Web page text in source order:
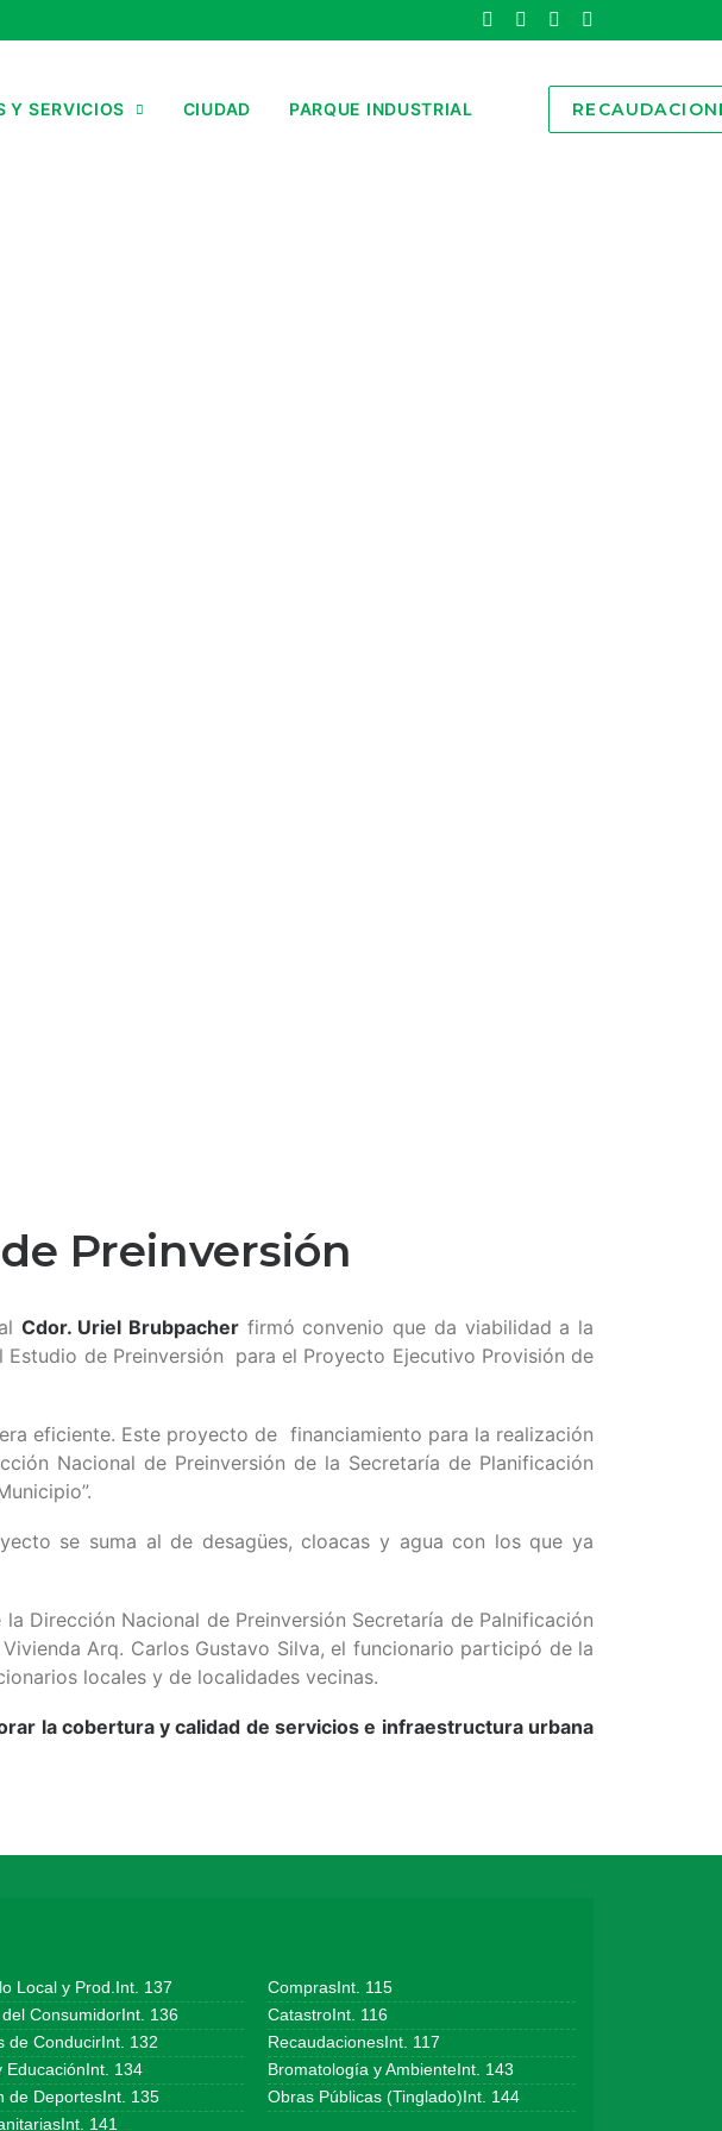
Y SERVICIOS CIUDAD PARQUE INDUSTRIAL
Preinversión
Cdor. Uriel Brubpacher firmó convenio que da viabilidad a la
de Preinversión para el Proyecto Ejecutivo Provisión de
eficiente. Este proyecto de financiamiento para la realización
Nacional de Preinversión de la Secretaría de Planificación
se suma al de desagües, cloacas y agua con los que ya
Dirección Nacional de Preinversión Secretaría de Palnificación
Arq. Carlos Gustavo Silva, el funcionario participó de la
locales y de localidades vecinas.
la cobertura y calidad de servicios e infraestructura urbana
Local y Prod.Int. 137
del ConsumidorInt. 136
de ConducirInt. 132
EducaciónInt. 134
de DeportesInt. 135
141
ComprasInt. 115
CatastroInt. 116
RecaudacionesInt. 117
Bromatología y AmbienteInt. 143
Obras Públicas (Tinglado)Int. 144